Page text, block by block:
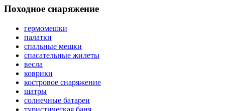
Походное снаряжение
гермомешки
палатки
спальные мешки
спасательные жилеты
весла
коврики
костровое снаряжение
шатры
солнечные батареи
туристическая баня